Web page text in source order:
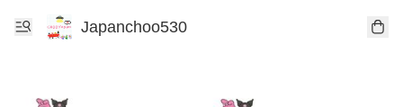
Japanchoo530